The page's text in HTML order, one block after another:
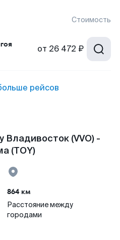
Стоимость
от 26 472 ₽
рейсов
Владивосток (VVO) -
(TOY)
864 км
Расстояние между
городами